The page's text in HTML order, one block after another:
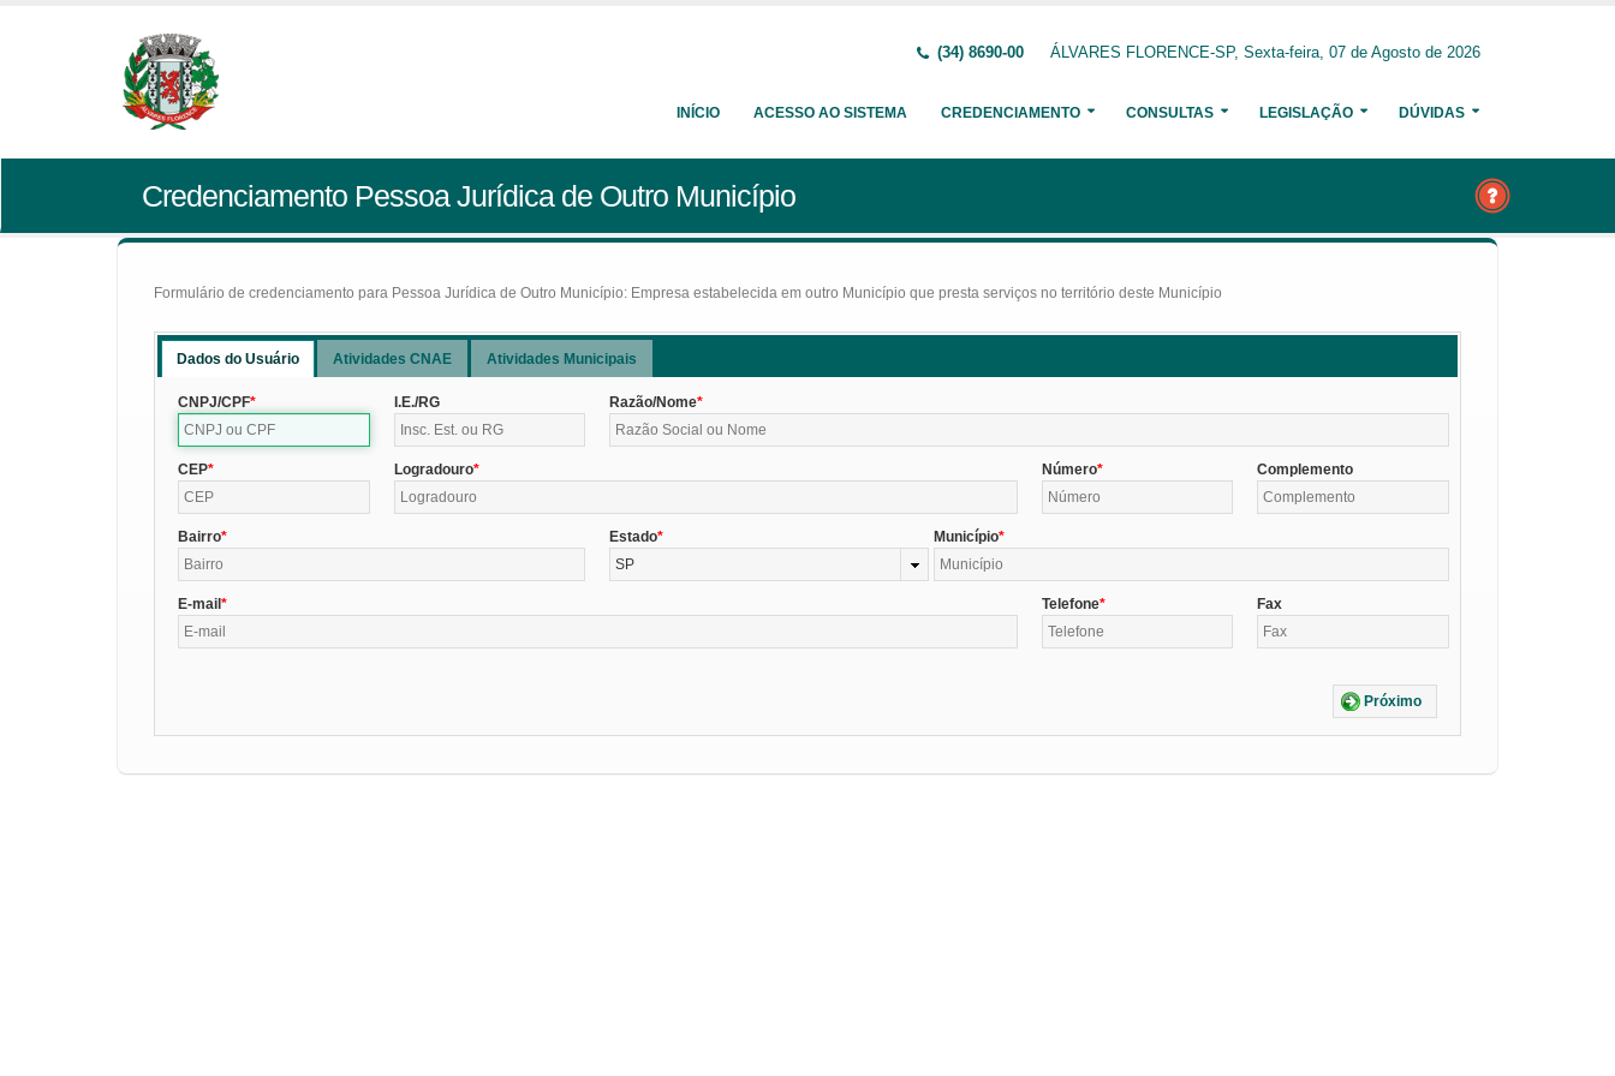
(34) 8690-00 ÁLVARES FLORENCE-SP, Sexta-feira, 07 de Agosto de 2026
INÍCIO ACESSO AO SISTEMA CREDENCIAMENTO CONSULTAS LEGISLAÇÃO DÚVIDAS
Credenciamento Pessoa Jurídica de Outro Município
Formulário de credenciamento para Pessoa Jurídica de Outro Município: Empresa estabelecida em outro Município que presta serviços no território deste Município
Dados do Usuário Atividades CNAE Atividades Municipais
CNPJ/CPF I.E./RG Razão/Nome
CEP Logradouro Número Complemento
Bairro
Estado
SP
Município
E-mail Telefone Fax
Próximo